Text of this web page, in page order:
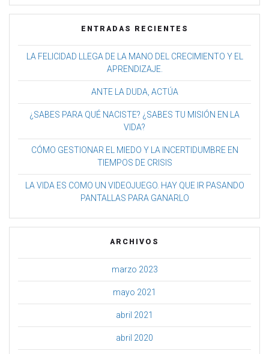
ENTRADAS RECIENTES
LA FELICIDAD LLEGA DE LA MANO DEL CRECIMIENTO Y EL
APRENDIZAJE.
ANTE LA DUDA, ACTÚA
¿SABES PARA QUÉ NACISTE? ¿SABES TU MISIÓN EN LA
VIDA?
CÓMO GESTIONAR EL MIEDO Y LA INCERTIDUMBRE EN
TIEMPOS DE CRISIS
LA VIDA ES COMO UN VIDEOJUEGO. HAY QUE IR PASANDO
PANTALLAS PARA GANARLO
ARCHIVOS
marzo 2023
mayo 2021
abril 2021
abril 2020